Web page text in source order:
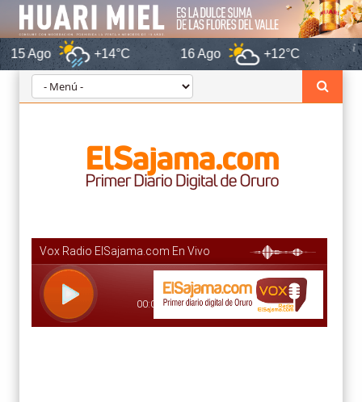
+14°C 16 Ago +12°C